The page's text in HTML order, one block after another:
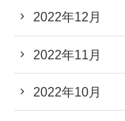
2022年12月
2022年11月
2022年10月